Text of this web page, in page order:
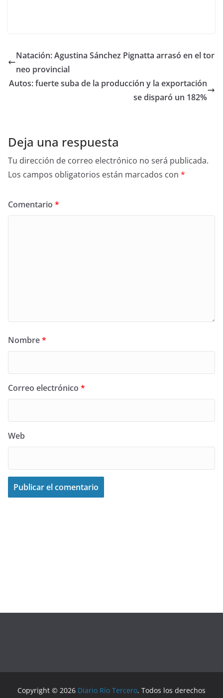
Natación: Agustina Sánchez Pignatta arrasó en el tor
neo provincial
Autos: fuerte suba de la producción y la exportación
se disparó un 182%
Deja una respuesta
Tu dirección de correo electrónico no será publicada.
Los campos obligatorios están marcados con *
Comentario *
Nombre*
Correo electrónico *
Web
Copyright © 2026 Diario Río Tercero. Todos los derechos